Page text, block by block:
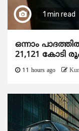
1 min read
ഒന്നാം
21,121 കോടി
11 hours ago